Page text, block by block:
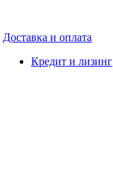
Доставка и оплата
Кредит и лизинг